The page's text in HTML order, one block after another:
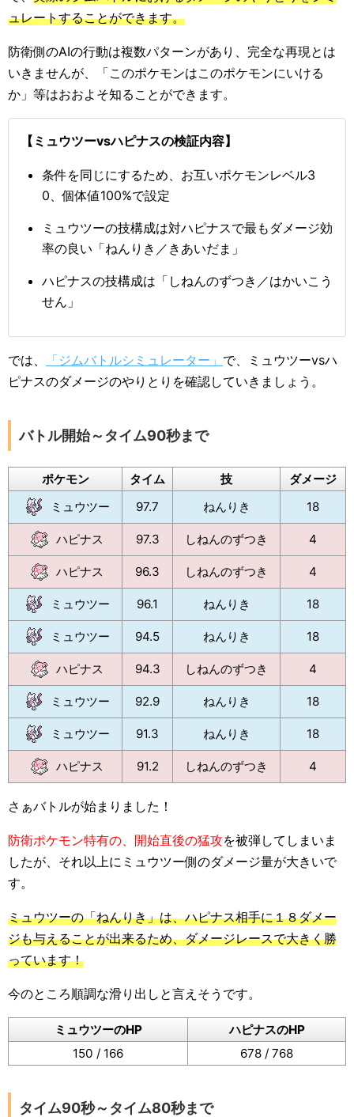
ュレートすることができます。
防衛側のAIの行動は複数パターンがあり、完全な再現とは
いきませんが、「このポケモンはこのポケモンにいける
か」等はおおよそ知ることができます。
【ミュウツーvsハピナスの検証内容】
条件を同じにするため、お互いポケモンレベル3
0、個体値100%で設定
ミュウツーの技構成は対ハピナスで最もダメージ効
率の良い「ねんりき／きあいだま」
ハピナスの技構成は「しねんのずつき／はかいこう
せん」
では、 「ジムバトルシミュレーター」 で、ミュウツーvsハ
ピナスのダメージのやりとりを確認していきましょう。
バトル開始～タイム90秒まで
ポケモン タイム 技
ダメージ
ミュウツー
97.7 ねんりき 18
ハピナス 97.3 しねんのずつき 4
ハピナス 96.3 しねんのずつき 4
ミュウツー 96.1 ねんりき 18
ミュウツー 94.5 ねんりき 18
ハピナス 94.3 しねんのずつき 4
ミュウツー 92.9 ねんりき 18
ミュウツー 91.3 ねんりき 18
ハピナス 91.2 しねんのずつき 4
さぁバトルが始まりました！
防衛ポケモン特有の、開始直後の猛攻を被弾してしまいま
したが、それ以上にミュウツー側のダメージ量が大きいで
す。
ミュウツーの「ねんりき」は、ハピナス相手に１８ダメー
ジも与えることが出来るため、ダメージレースで大きく勝
っています！
今のところ順調な滑り出しと言えそうです。
ミュウツーのHP
ハピナスのHP
150 / 166
678 / 768
タイム90秒～タイム80秒まで